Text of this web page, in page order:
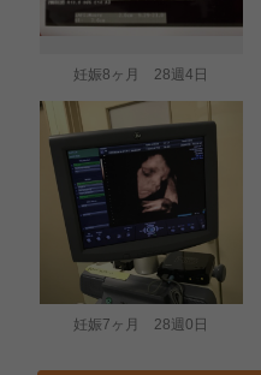
妊娠8ヶ月 28週4日
妊娠7ヶ月 28週0日